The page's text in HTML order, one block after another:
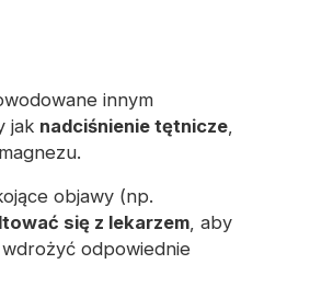
innym
jak nadciśnienie tętnicze
objawy (np.
się z lekarzem , aby
odpowiednie